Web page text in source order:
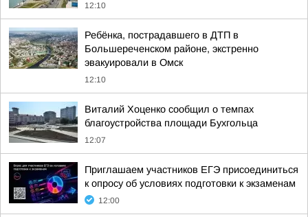
12:10
Ребёнка, пострадавшего в ДТП в
Большереченском районе, экстренно
эвакуировали в Омск
12:10
Виталий Хоценко сообщил о темпах
благоустройства площади Бухгольца
12:07
Приглашаем участников ЕГЭ присоединиться
к опросу об условиях подготовки к экзаменам
12:00